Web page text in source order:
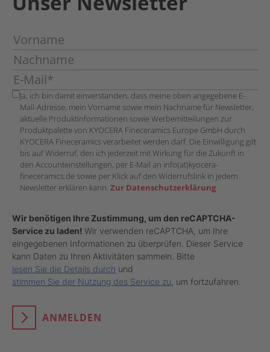
Ja, ich bin damit einverstanden, dass meine oben angegebene E-
Mail-Adresse, mein Vorname sowie mein Nachname für Newsletter,
aktuelle Produktinformationen sowie Werbemitteilungen zur
Produktpalette von KYOCERA Fineceramics Europe GmbH durch
KYOCERA Fineceramics verarbeitet werden darf. Die Einwilligung gilt
bis auf Widerruf, den ich jederzeit mit Wirkung für die Zukunft in
den Accounteinstellungen, per E-Mail an info(at)kyocera-
fineceramics.de sowie per Klick auf den Widerrufslink in jedem
Newsletter erklären kann. Zur Datenschutzerklärung
Wir benötigen Ihre Zustimmung, um den reCAPTCHA-
Service zu laden! Wir verwenden reCAPTCHA, um Ihre
eingegebenen Informationen zu überprüfen. Dieser Service
kann Daten zu Ihren Aktivitäten sammeln. Bitte
lesen Sie die Details durch und
stimmen Sie der Nutzung des Service zu, um fortzufahren.
ANMELDEN